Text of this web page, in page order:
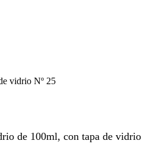
vidrio Nº 25
de 100ml, con tapa de vidrio